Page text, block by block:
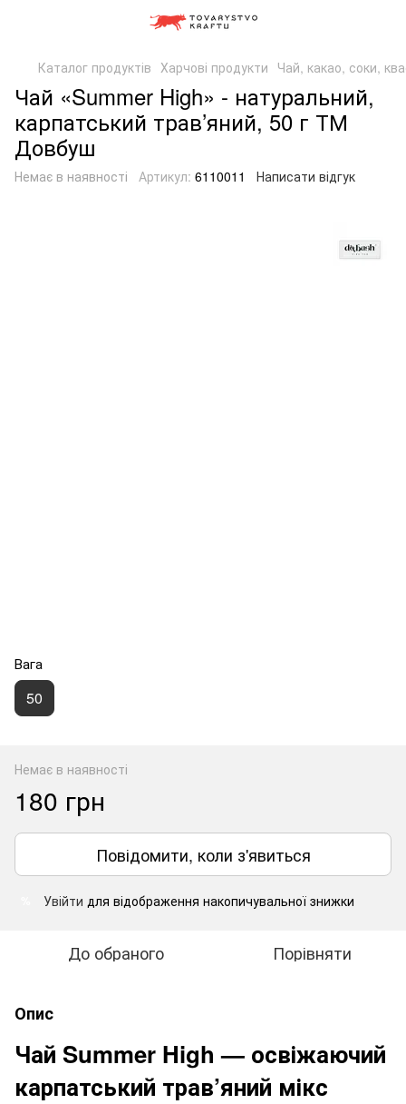
Каталог продуктів Харчові продукти Чай, какао, соки,
Чай «Summer High» - натуральний,
карпатський трав’яний, 50 г ТМ
Довбуш
Немає в наявності Артикул: 6110011 Написати відгук
Вага
50
Немає в наявності
180 грн
Повідомити, коли з'явиться
Увійти для відображення накопичувальної знижки
До обраного Порівняти
Опис
Чай Summer High — освіжаючий
карпатський трав’яний мікс